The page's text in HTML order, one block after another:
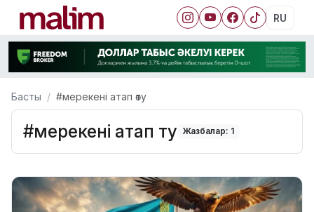
RU
Басты #мерекені атап өту
#мерекені атап өту Жазбалар: 1